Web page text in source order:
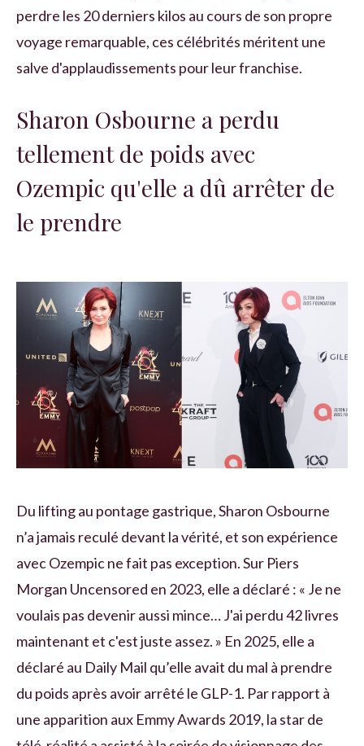
perdre les 20 derniers kilos au cours de son propre
voyage remarquable, ces célébrités méritent une
salve d'applaudissements pour leur franchise.
Sharon Osbourne a perdu
tellement de poids avec
Ozempic qu'elle a dû arrêter de
le prendre
Du lifting au pontage gastrique, Sharon Osbourne
n’a jamais reculé devant la vérité, et son expérience
avec Ozempic ne fait pas exception. Sur Piers
Morgan Uncensored en 2023, elle a déclaré : « Je ne
voulais pas devenir aussi mince… J'ai perdu 42 livres
maintenant et c'est juste assez. » En 2025, elle a
déclaré au Daily Mail qu’elle avait du mal à prendre
du poids après avoir arrêté le GLP-1. Par rapport à
une apparition aux Emmy Awards 2019, la star de